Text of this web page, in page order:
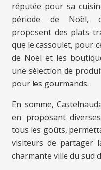
réputée pour sa
période de Noël,
proposent des plats
que le cassoulet, pour
de Noël et les
une sélection de
pour les gourmands.
En somme,
en proposant
tous les goûts,
visiteurs de partager
charmante ville du sud